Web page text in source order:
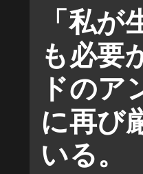
「私
も必要
ドのア
に再び
いる。